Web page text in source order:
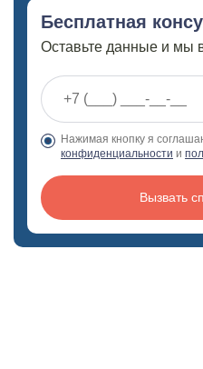
Бесплатная
Оставьте данные и мы
Нажимая кнопку я
конфиденциальности и
Вызвать